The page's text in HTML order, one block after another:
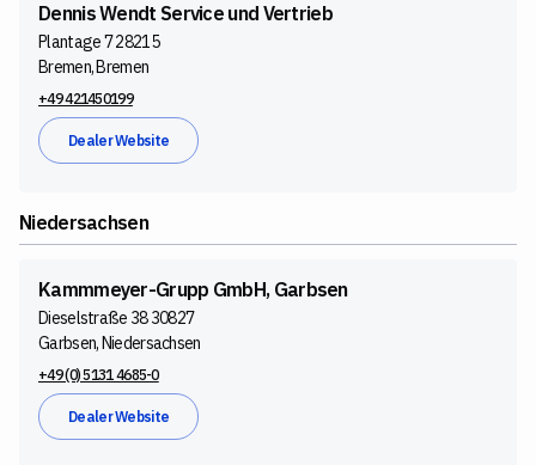
Dennis Wendt Service und Vertrieb
Plantage 7 28215
Bremen, Bremen
+49 421450199
Dealer Website
Niedersachsen
Kammmeyer-Grupp GmbH, Garbsen
Dieselstraße 38 30827
Garbsen, Niedersachsen
+49 (0) 5131 4685-0
Dealer Website